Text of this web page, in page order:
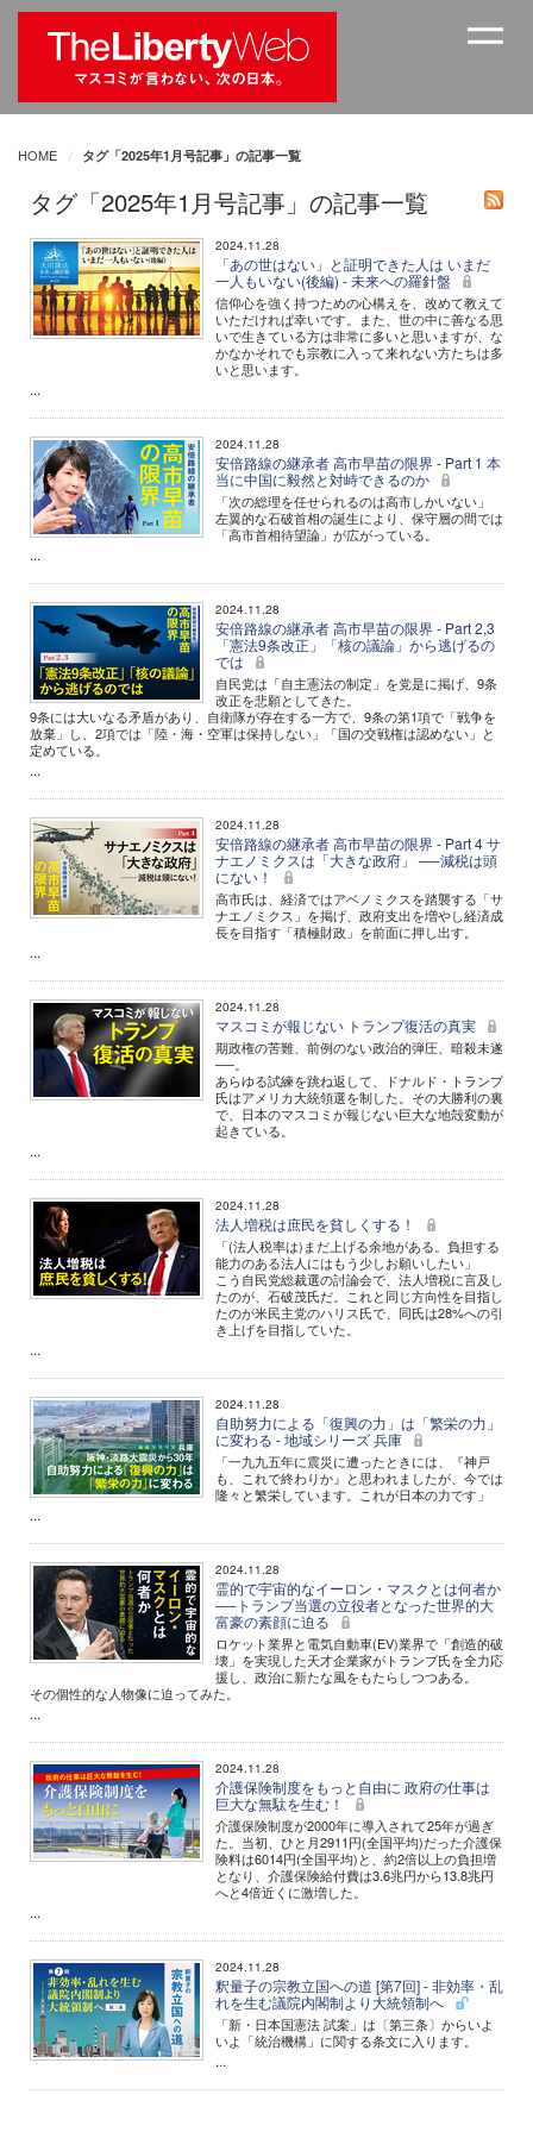
HOME タグ「2025年1月号記事」の記事一覧
タグ「2025年1月号記事」の記事一覧
2024.11.28
「あの世はない」と証明できた人は いまだ
一人もいない(後編) - 未来への羅針盤
信仰心を強く持つための心構えを、改めて教えて
いただければ幸いです。また、世の中に善なる思
いで生きている方は非常に多いと思いますが、な
かなかそれでも宗教に入って来れない方たちは多
いと思います。
...
2024.11.28
安倍路線の継承者 高市早苗の限界 - Part 1 本
当に中国に毅然と対峙できるのか
「次の総理を任せられるのは高市しかいない」
左翼的な石破首相の誕生により、保守層の間では
「高市首相待望論」が広がっている。
...
2024.11.28
安倍路線の継承者 高市早苗の限界 - Part 2,3
「憲法9条改正」「核の議論」から逃げるの
では
自民党は「自主憲法の制定」を党是に掲げ、9条
改正を悲願としてきた。
9条には大いなる矛盾があり、自衛隊が存在する一方で、9条の第1項で「戦争を
放棄」し、2項では「陸・海・空軍は保持しない」「国の交戦権は認めない」と
定めている。
...
2024.11.28
安倍路線の継承者 高市早苗の限界 - Part 4 サ
ナエノミクスは「大きな政府」 ──減税は頭
にない！
高市氏は、経済ではアベノミクスを踏襲する「サ
ナエノミクス」を掲げ、政府支出を増やし経済成
長を目指す「積極財政」を前面に押し出す。
...
2024.11.28
マスコミが報じない トランプ復活の真実
期政権の苦難、前例のない政治的弾圧、暗殺未遂
──。
あらゆる試練を跳ね返して、ドナルド・トランプ
氏はアメリカ大統領選を制した。その大勝利の裏
で、日本のマスコミが報じない巨大な地殻変動が
起きている。
...
2024.11.28
法人増税は庶民を貧しくする！
「(法人税率は)まだ上げる余地がある。負担する
能力のある法人にはもう少しお願いしたい」
こう自民党総裁選の討論会で、法人増税に言及し
たのが、石破茂氏だ。これと同じ方向性を目指し
たのが米民主党のハリス氏で、同氏は28%への引
き上げを目指していた。
...
2024.11.28
自助努力による「復興の力」は「繁栄の力」
に変わる - 地域シリーズ 兵庫
「一九九五年に震災に遭ったときには、『神戸
も、これで終わりか』と思われましたが、今では
隆々と繁栄しています。これが日本の力です」
...
2024.11.28
霊的で宇宙的なイーロン・マスクとは何者か
──トランプ当選の立役者となった世界的大
富豪の素顔に迫る
ロケット業界と電気自動車(EV)業界で「創造的破
壊」を実現した天才企業家がトランプ氏を全力応
援し、政治に新たな風をもたらしつつある。
その個性的な人物像に迫ってみた。
...
2024.11.28
介護保険制度をもっと自由に 政府の仕事は
巨大な無駄を生む！
介護保険制度が2000年に導入されて25年が過ぎ
た。当初、ひと月2911円(全国平均)だった介護保
険料は6014円(全国平均)と、約2倍以上の負担増
となり、介護保険給付費は3.6兆円から13.8兆円
へと4倍近くに激増した。
...
2024.11.28
釈量子の宗教立国への道 [第7回] - 非効率・乱
れを生む議院内閣制より大統領制へ
「新・日本国憲法 試案」は〔第三条〕からいよ
いよ「統治機構」に関する条文に入ります。
...